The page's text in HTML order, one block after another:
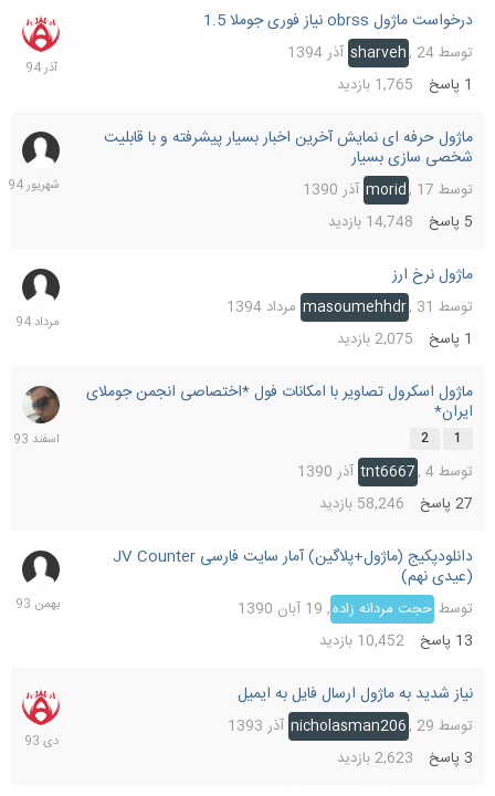
درخواست ماژول obrss نیاز فوری جوملا 1.5
توسط sharveh ,24 آذر 1394
پاسخ 1,765 بازدید
24
آذر
ماژول حرفه ای نمایش آخرین اخبار بسیار پیشرفته و با قابلیت
شخصی سازی بسیار
توسط morid ,17 آذر 1390
پاسخ 14,748 بازدید
16
ماژول نرخ ارز
توسط masoumehhdr ,31 مرداد 1394
پاسخ 2,075بازدید
31
مرداد
ماژول اسکرول تصاویر با امکانات فول *اختصاصی انجمن جوملای
ایران*
توسط tnt6667 ,4 آذر 1390
27پاسخ 58,246 بازدید
13
دانلودپکیج (ماژول+پلاگین) آمار سایت فارسی JV Counter
(عیدی نهم)
توسطحجت مردانه زاده,19 آبان 1390
13 پاسخ 10,452 بازدید
15
بهمن
نیاز شدید به ماژول ارسال فایل به ایمیل
توسط nicholasman206 ,29 آذر 1393
پاسخ 2,623بازدید
3
دی